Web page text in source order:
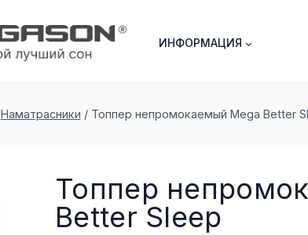
ИНФОРМАЦИЯ
Наматрасники / Топпер непромокаемый Mega Better
Топпер
Better Sleep